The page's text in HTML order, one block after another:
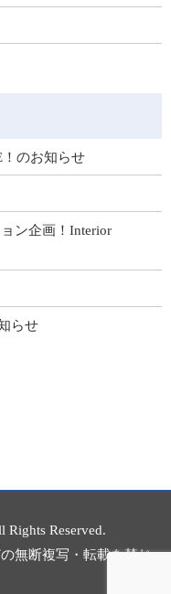
！のお知らせ
ョン企画！Interior
らせ
Reserved.
無断複写・転載を禁じ